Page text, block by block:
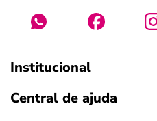
Institucional
Central de ajuda